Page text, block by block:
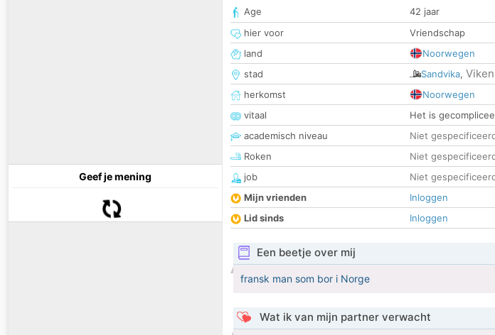
Geef je mening
Age
42 jaar
hier voor
Vriendschap
land
Noorwegen
stad
Sandvika, Viken
herkomst
Noorwegen
vitaal
Het is
academisch niveau
Niet
Roken
Niet
job
Niet
Mijn vrienden
Inloggen
Lid sinds
Inloggen
Een beetje over mij
fransk man som bor i Norge
Wat ik van mijn partner verwacht